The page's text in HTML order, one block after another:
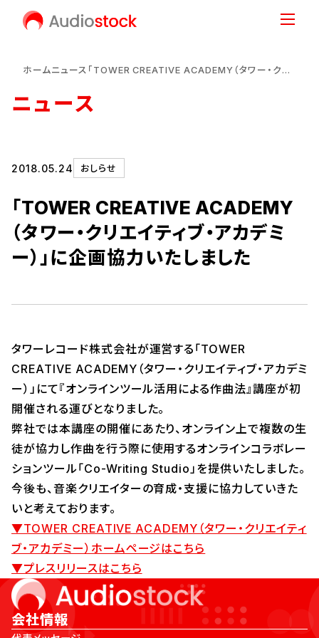
ホームニュース 「TOWER CREATIVE ACADEMY（タワー・クリエイティブ・アカデミー）」に企画協力いたしました
ニュース
2018.05.24 おしらせ
「TOWER CREATIVE ACADEMY
（タワー・クリエイティブ・アカデミ
ー）」に企画協力いたしました
タワーレコード株式会社が運営する「TOWER
CREATIVE ACADEMY（タワー・クリエイティブ・アカデミ
ー）」にて『オンラインツール活用による作曲法』講座が初
開催される運びとなりました。
弊社では本講座の開催にあたり、オンライン上で複数の生
徒が協力し作曲を行う際に使用するオンラインコラボレー
ションツール「Co-Writing Studio」を提供いたしました。
今後も、音楽クリエイターの育成・支援に協力していきた
いと考えております。
▼TOWER CREATIVE ACADEMY（タワー・クリエイティ
ブ・アカデミー）ホームページはこちら
▼プレスリリースはこちら
会社情報